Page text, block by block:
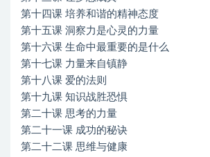
第十四课 培养和谐的精神态度
第十五课 洞察力是心灵的力量
第十六课 生命中最重要的是什么
第十七课 力量来自镇静
第十八课 爱的法则
第十九课 知识战胜恐惧
第二十课 思考的力量
第二十一课 成功的秘诀
第二十二课 思维与健康